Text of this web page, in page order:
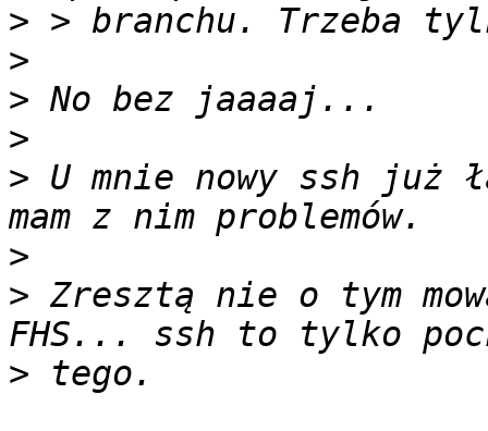
>
>
>
>
> U mnie nowy ssh już
>
> Zresztą nie o tym
>